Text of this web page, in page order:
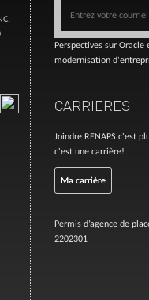
Perspectives sur Oracle
modernisation
CARRIERES
Joindre RENAPS c'est
c'est une carrière!
Ma carrière
Permis d’agence de
2202301